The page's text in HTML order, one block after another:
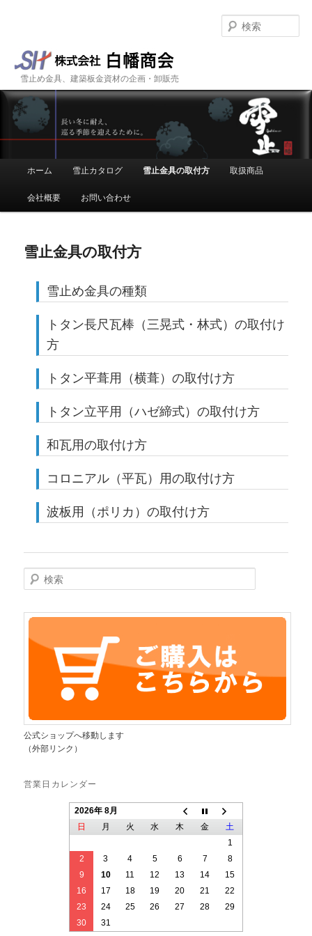
株式会社 白幡商会
雪止め金具、建築板金資材の企画・卸販売
Skip to primary content
Skip to secondary content
ホーム 雪止カタログ 雪止金具の取付方 取扱商品
会社概要 お問い合わせ
雪止金具の取付方
雪止め金具の種類
トタン長尺瓦棒（三晃式・林式）の取付け
方
トタン平葺用（横葺）の取付け方
トタン立平用（ハゼ締式）の取付け方
和瓦用の取付け方
コロニアル（平瓦）用の取付け方
波板用（ポリカ）の取付け方
Search
公式ショップへ移動します
（外部リンク）
営業日カレンダー
2026年 8月
日
月 火 水 木 金
土
1
2
3 4 5 6 7
8
9
10 11 12 13 14
15
16
17 18 19 20 21
22
23
24 25 26 27 28
29
30
31